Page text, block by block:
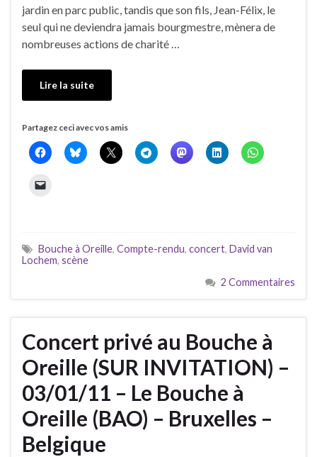
jardin en parc public, tandis que son fils, Jean-Félix, le
seul qui ne deviendra jamais bourgmestre, mènera de
nombreuses actions de charité …
Lire la suite
Partagez ceci avec vos amis
Bouche à Oreille, Compte-rendu, concert, David van
Lochem, scène
2 Commentaires
Concert privé au Bouche à
Oreille (SUR INVITATION) –
03/01/11 – Le Bouche à
Oreille (BAO) – Bruxelles –
Belgique